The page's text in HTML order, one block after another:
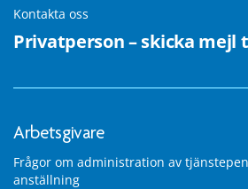
Kontakta oss
Privatperson – skicka mejl
Arbetsgivare
Frågor om administration av
anställning